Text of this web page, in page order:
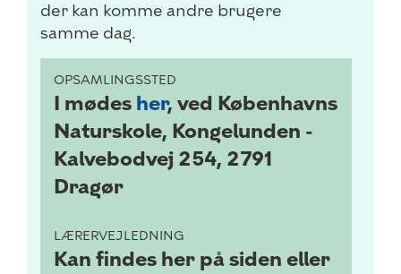
der kan komme andre brugere
samme dag.
OPSAMLINGSSTED
I mødes her, ved Københavns
Naturskole, Kongelunden -
Kalvebodvej 254, 2791
Dragør
LÆRERVEJLEDNING
Kan findes her på siden eller